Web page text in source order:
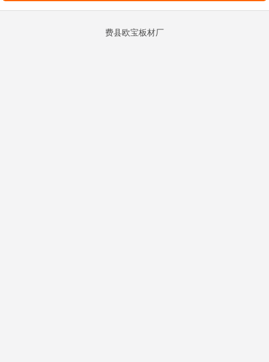
费县欧宝板材厂